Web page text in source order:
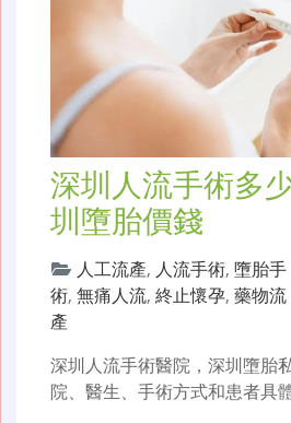
深圳人流手術多
圳墮胎價錢
人工流產, 人流手術, 墮胎手
術, 無痛人流, 終止懷孕, 藥物流
產
深圳人流手術醫院，深圳墮胎
院、醫生、手術方式和患者具